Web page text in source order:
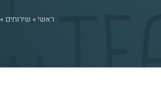
ראשי» שירותים »